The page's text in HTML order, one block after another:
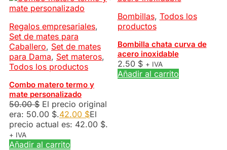
Regalos empresariales,
Set de mates para
Caballero, Set de mates
para Dama, Set materos,
Todos los productos
Combo matero termo y
mate personalizado
50.00$ El precio original
era: 50.00 $.42.00 $El
precio actual es: 42.00 $.
+ IVA
Añadir al carrito
Bombillas, Todos los
productos
Bombilla chata curva de
acero inoxidable
2.50 $ + IVA
Añadir al carrito